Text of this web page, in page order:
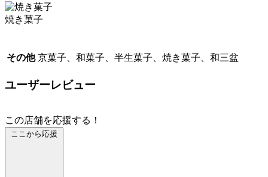
焼き菓子
その他 京菓子、和菓子、半生菓子、焼き菓子、和三盆
ユーザーレビュー
この店舗を応援する！
ここから応援